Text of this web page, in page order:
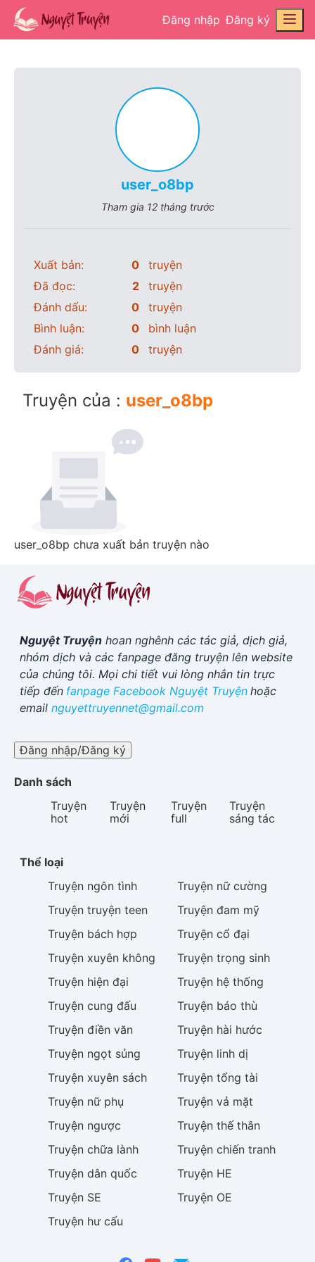
Đăng nhập Đăng ký
user_o8bp
Tham gia 12 tháng trước
Xuất bản: 0
truyện
Đã đọc:
2
truyện
Đánh dấu:
0
truyện
Bình luận:
0
bình luận
Đánh giá:
0 truyện
Truyện của : user_o8bp
user_o8bp chưa xuất bản truyện nào
Nguyệt Truyện hoan nghênh các tác giả, dịch giả,
nhóm dịch và các fanpage đăng truyện lên website
của chúng tôi. Mọi chi tiết vui lòng nhắn tin trực
tiếp đến fanpage Facebook Nguyệt Truyện hoặc
email nguyettruyennet@gmail.com
Đăng nhập/Đăng ký
Danh sách
Truyện
hot
Truyện
mới
Truyện
full
Truyện
sáng tác
Thể loại
Truyện ngôn tình Truyện nữ cường
Truyện truyện teen Truyện đam mỹ
Truyện bách hợp Truyện cổ đại
Truyện xuyên không Truyện trọng sinh
Truyện hiện đại Truyện hệ thống
Truyện cung đấu Truyện báo thù
Truyện điền văn Truyện hài hước
Truyện ngọt sủng Truyện linh dị
Truyện xuyên sách Truyện tổng tài
Truyện nữ phụ Truyện vả mặt
Truyện ngược Truyện thế thân
Truyện chữa lành Truyện chiến tranh
Truyện dân quốc Truyện HE
Truyện SE Truyện OE
Truyện hư cấu